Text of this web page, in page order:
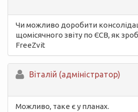
Чи можливо доробити
щомісячного звіту по ЄСВ, як
FreeZvit
Вiталій (адміністратор)
Можливо, таке є у планах.